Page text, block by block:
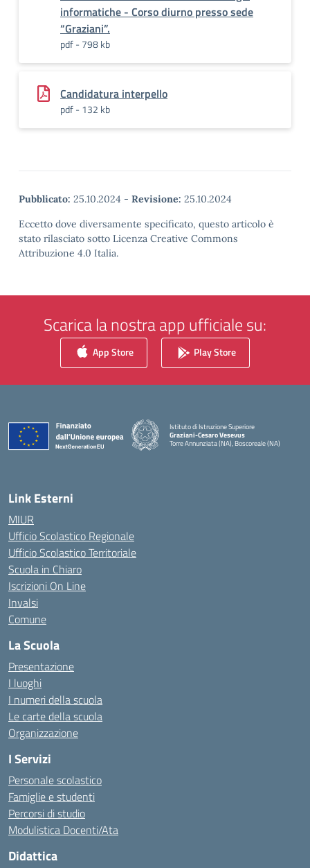
informatiche - Corso diurno presso sede
“Graziani”.
pdf - 798 kb
Candidatura interpello
pdf - 132 kb
Pubblicato: 25.10.2024 - Revisione: 25.10.2024
Eccetto dove diversamente specificato, questo articolo è
stato rilasciato sotto Licenza Creative Commons
Attribuzione 4.0 Italia.
Scarica la nostra app ufficiale su:
App Store Play Store
Istituto di Istruzione Superiore
Graziani-Cesaro Vesevus
Torre Annunziata (NA), Boscoreale (NA)
Link Esterni
MIUR
Ufficio Scolastico Regionale
Ufficio Scolastico Territoriale
Scuola in Chiaro
Iscrizioni On Line
Invalsi
Comune
La Scuola
Presentazione
I luoghi
I numeri della scuola
Le carte della scuola
Organizzazione
I Servizi
Personale scolastico
Famiglie e studenti
Percorsi di studio
Modulistica Docenti/Ata
Didattica